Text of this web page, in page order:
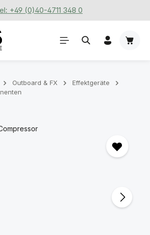
+49 (0)40-4711 348 0
Outboard & FX
Effektgeräte